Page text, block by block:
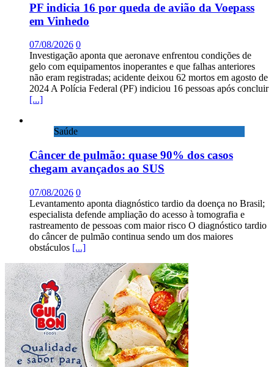
PF indicia 16 por queda de avião da Voepass
em Vinhedo
07/08/2026 0
Investigação aponta que aeronave enfrentou condições de
gelo com equipamentos inoperantes e que falhas anteriores
não eram registradas; acidente deixou 62 mortos em agosto de
2024 A Polícia Federal (PF) indiciou 16 pessoas após concluir
[...]
Saúde
Câncer de pulmão: quase 90% dos casos
chegam avançados ao SUS
07/08/2026 0
Levantamento aponta diagnóstico tardio da doença no Brasil;
especialista defende ampliação do acesso à tomografia e
rastreamento de pessoas com maior risco O diagnóstico tardio
do câncer de pulmão continua sendo um dos maiores
obstáculos [...]